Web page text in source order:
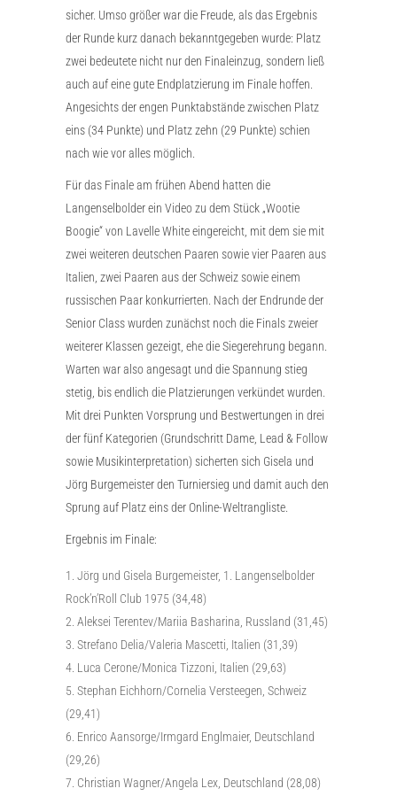
sicher. Umso größer war die Freude, als das Ergebnis
der Runde kurz danach bekanntgegeben wurde: Platz
zwei bedeutete nicht nur den Finaleinzug, sondern ließ
auch auf eine gute Endplatzierung im Finale hoffen.
Angesichts der engen Punktabstände zwischen Platz
eins (34 Punkte) und Platz zehn (29 Punkte) schien
nach wie vor alles möglich.
Für das Finale am frühen Abend hatten die
Langenselbolder ein Video zu dem Stück „Wootie
Boogie“ von Lavelle White eingereicht, mit dem sie mit
zwei weiteren deutschen Paaren sowie vier Paaren aus
Italien, zwei Paaren aus der Schweiz sowie einem
russischen Paar konkurrierten. Nach der Endrunde der
Senior Class wurden zunächst noch die Finals zweier
weiterer Klassen gezeigt, ehe die Siegerehrung begann.
Warten war also angesagt und die Spannung stieg
stetig, bis endlich die Platzierungen verkündet wurden.
Mit drei Punkten Vorsprung und Bestwertungen in drei
der fünf Kategorien (Grundschritt Dame, Lead & Follow
sowie Musikinterpretation) sicherten sich Gisela und
Jörg Burgemeister den Turniersieg und damit auch den
Sprung auf Platz eins der Online-Weltrangliste.
Ergebnis im Finale:
Jörg und Gisela Burgemeister, 1. Langenselbolder
Rock’n’Roll Club 1975 (34,48)
Aleksei Terentev/Mariia Basharina, Russland (31,45)
Strefano Delia/Valeria Mascetti, Italien (31,39)
Luca Cerone/Monica Tizzoni, Italien (29,63)
Stephan Eichhorn/Cornelia Versteegen, Schweiz
(29,41)
Enrico Aansorge/Irmgard Englmaier, Deutschland
(29,26)
Christian Wagner/Angela Lex, Deutschland (28,08)